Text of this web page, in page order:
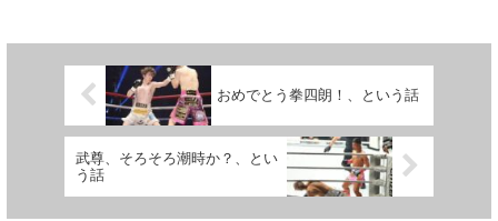
おめでとう拳四朗！、という話
武尊、そろそろ潮時か？、とい
う話